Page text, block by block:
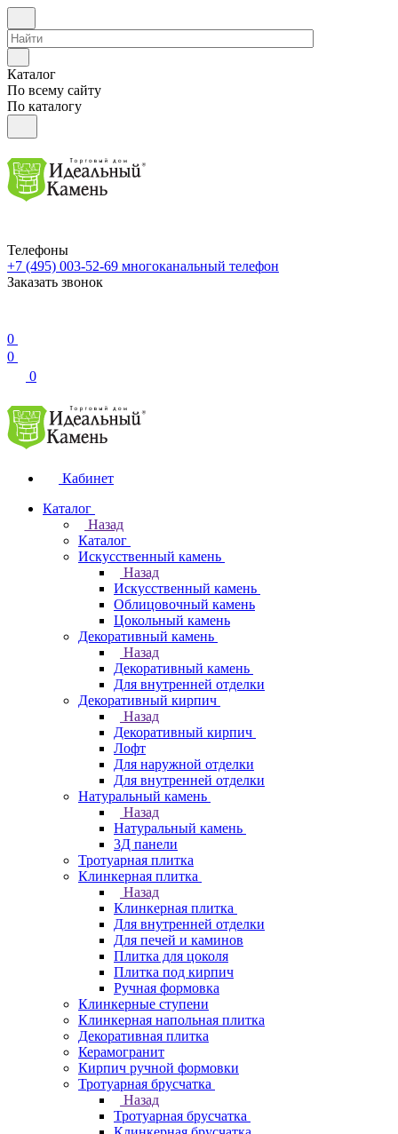
Каталог
По всему сайту
По каталогу
Телефоны
+7 (495) 003-52-69 многоканальный телефон
Заказать звонок
0
0
0
Кабинет
Каталог
Назад
Каталог
Искусственный камень
Назад
Искусственный камень
Облицовочный камень
Цокольный камень
Декоративный камень
Назад
Декоративный камень
Для внутренней отделки
Декоративный кирпич
Назад
Декоративный кирпич
Лофт
Для наружной отделки
Для внутренней отделки
Натуральный камень
Назад
Натуральный камень
3Д панели
Тротуарная плитка
Клинкерная плитка
Назад
Клинкерная плитка
Для внутренней отделки
Для печей и каминов
Плитка для цоколя
Плитка под кирпич
Ручная формовка
Клинкерные ступени
Клинкерная напольная плитка
Декоративная плитка
Керамогранит
Кирпич ручной формовки
Тротуарная брусчатка
Назад
Тротуарная брусчатка